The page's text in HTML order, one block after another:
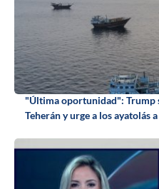
"Última oportunidad": Trump
Teherán y urge a los ayatolás